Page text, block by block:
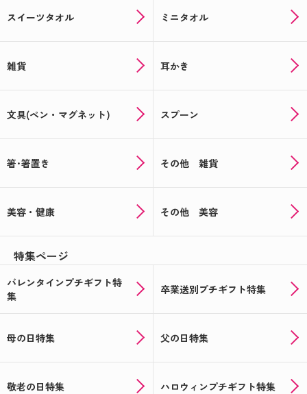
スイーツタオル ミニタオル
雑貨 耳かき
文具(ペン・マグネット) スプーン
箸･箸置き その他 雑貨
美容・健康 その他 美容
特集ページ
バレンタインプチギフト特
集
卒業送別プチギフト特集
母の日特集 父の日特集
敬老の日特集 ハロウィンプチギフト特集